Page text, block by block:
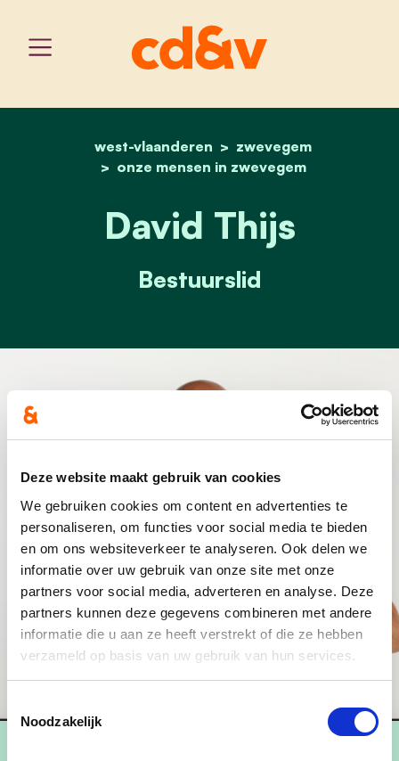
Deze website maakt gebruik van cookies
We gebruiken cookies om content en advertenties te
personaliseren, om functies voor social media te bieden
en om ons websiteverkeer te analyseren. Ook delen we
informatie over uw gebruik van onze site met onze
partners voor social media, adverteren en analyse. Deze
partners kunnen deze gegevens combineren met andere
informatie die u aan ze heeft verstrekt of die ze hebben
verzameld op basis van uw gebruik van hun services.
Noodzakelijk
home
west-vlaanderen
zwevegem
onze mensen in zwevegem
david thijs
David Thijs
Bestuurslid